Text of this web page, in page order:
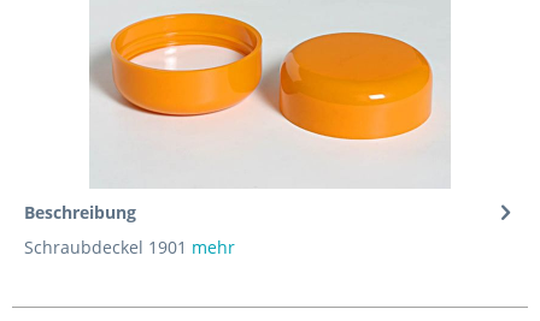
Beschreibung
Schraubdeckel 1901 mehr